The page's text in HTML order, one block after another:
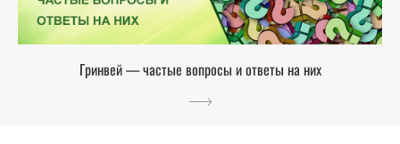
Гринвей — частые вопросы и ответы на них